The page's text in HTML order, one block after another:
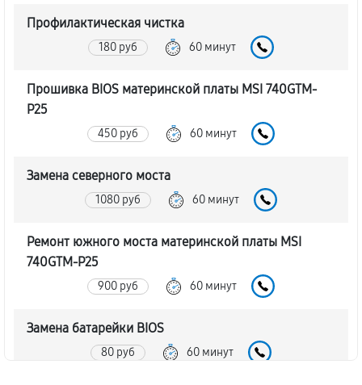
Профилактическая чистка
180 руб 60 минут
Прошивка BIOS материнской платы MSI 740GTM-
P25
450 руб 60 минут
Замена северного моста
1080 руб 60 минут
Ремонт южного моста материнской платы MSI
740GTM-P25
900 руб 60 минут
Замена батарейки BIOS
80 руб 60 минут